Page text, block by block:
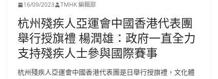
16/09/2023 TMHK 編輯部
杭州殘疾人亞運會中國香港代表團
舉行授旗禮 楊潤雄：政府一直全力
支持殘疾人士參與國際賽事
杭州殘疾人亞運會中國香港代表團是日舉行授旗禮，文化體